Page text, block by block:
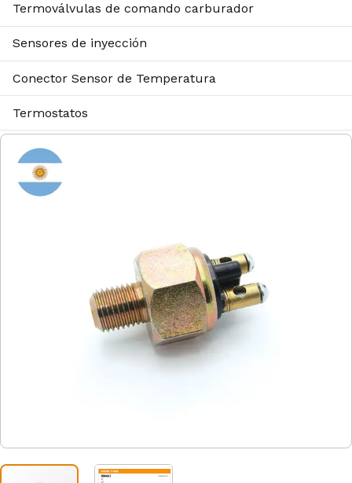
Termoválvulas de comando carburador
Sensores de inyección
Conector Sensor de Temperatura
Termostatos